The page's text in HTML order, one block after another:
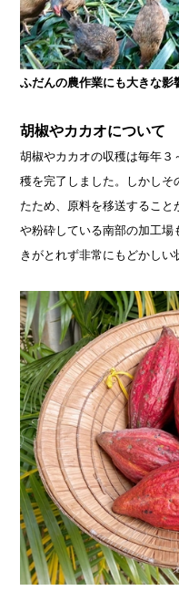
ふだんの農作業にも大きな影
胡椒やカカオについて
胡椒やカカオの収穫は毎年３
穫を完了しました。しかし
たため、原料を移送するこ
や粉砕している南部の加工
きがとれず非常にもどかしい